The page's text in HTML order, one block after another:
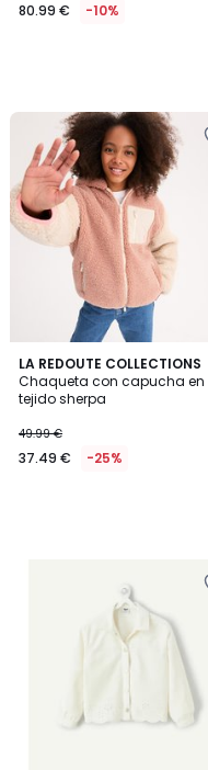
80.99 € -10%
LA REDOUTE COLLECTIONS
Chaqueta con capucha en
tejido sherpa
49.99 €
37.49 € -25%